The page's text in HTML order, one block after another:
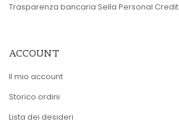
Trasparenza bancaria Sella Personal Credit
ACCOUNT
Il mio account
Storico ordini
Lista dei desideri